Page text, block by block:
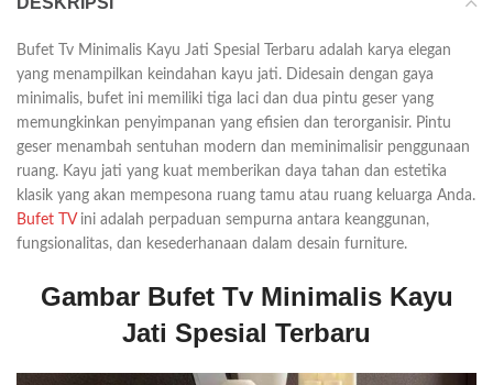
Bufet Tv Minimalis Kayu Jati Spesial Terbaru adalah karya elegan
yang menampilkan keindahan kayu jati. Didesain dengan gaya
minimalis, bufet ini memiliki tiga laci dan dua pintu geser yang
memungkinkan penyimpanan yang efisien dan terorganisir. Pintu
geser menambah sentuhan modern dan meminimalisir penggunaan
ruang. Kayu jati yang kuat memberikan daya tahan dan estetika
klasik yang akan mempesona ruang tamu atau ruang keluarga Anda.
Bufet TVini adalah perpaduan sempurna antara keanggunan,
fungsionalitas, dan kesederhanaan dalam desain furniture.
Gambar Bufet Tv Minimalis Kayu
Jati Spesial Terbaru